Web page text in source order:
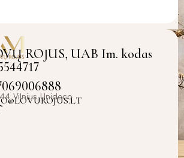
ROJUS, UAB Im. kodas
Vilnius, Unideco